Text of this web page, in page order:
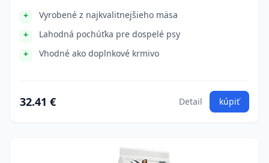
Vyrobené z najkvalitnejšieho mäsa
Lahodná pochúťka pre dospelé psy
Vhodné ako doplnkové krmivo
32.41 € Detail kúpiť